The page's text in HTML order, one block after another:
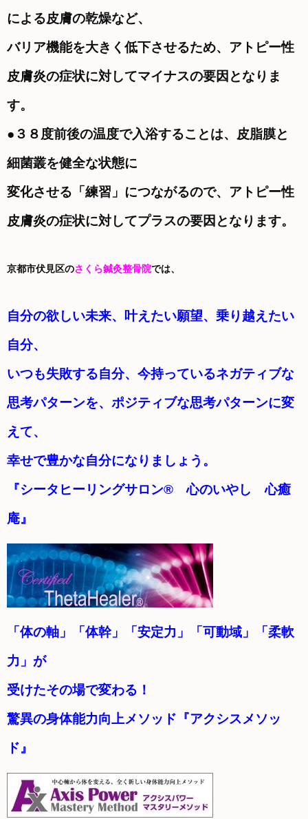
による皮膚の乾燥など、
バリア機能を大きく低下させるため、アトピー性
皮膚炎の症状に対してマイナスの要因となりま
す。
●３８度前後の温度で入浴することは、皮脂膜と
細菌叢を健全な状態に
変化させる「練習」につながるので、アトピー性
皮膚炎の症状に対してプラスの要因となります。
京都市伏見区のさくら鍼灸整骨院では、
自分の欲しい未来、叶えたい願望、乗り越えたい
自分、
いつも失敗する自分、今持っているネガティブな
思考パターンを、ポジティブな思考パターンに変
えて、
幸せで豊かな自分になりましょう。
『シータヒーリングサロン® 心のいやし 心癒
庵』
「体の軸」「体幹」「安定力」「可動域」「柔軟
力」が
受けたその場で変わる！
驚異の身体能力向上メソッド『アクシスメソッ
ド』